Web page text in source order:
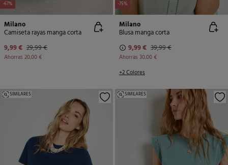
-67%
Milano
Camiseta rayas manga corta
9,99 € 29,99 €
Ahorras 20,00 €
-75%
Milano
Blusa manga corta
9,99 € 39,99 €
Ahorras 30,00 €
+2 Colores
SIMILARES SIMILARES